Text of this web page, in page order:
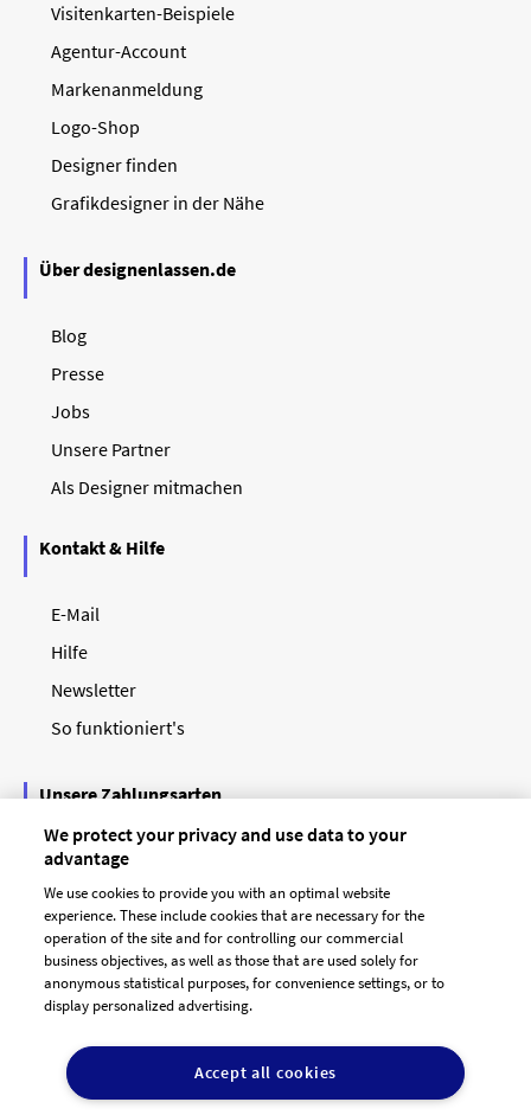
Visitenkarten-Beispiele
Agentur-Account
Markenanmeldung
Logo-Shop
Designer finden
Grafikdesigner in der Nähe
Über designenlassen.de
Blog
Presse
Jobs
Unsere Partner
Als Designer mitmachen
Kontakt & Hilfe
E-Mail
Hilfe
Newsletter
So funktioniert's
Unsere Zahlungsarten
AGB Dienstleister
Datenschutz
Impressum
We protect your privacy and use data to your
advantage
We use cookies to provide you with an optimal website
experience. These include cookies that are necessary for the
operation of the site and for controlling our commercial
business objectives, as well as those that are used solely for
anonymous statistical purposes, for convenience settings, or to
display personalized advertising.
Accept all cookies